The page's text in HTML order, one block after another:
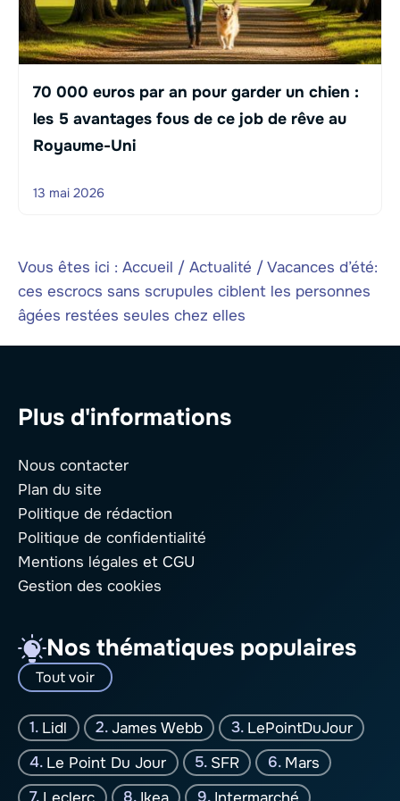
70 000 euros par an pour garder un chien :
les 5 avantages fous de ce job de rêve au
Royaume-Uni
13 mai 2026
Vous êtes ici : Accueil / Actualité / Vacances d’été:
ces escrocs sans scrupules ciblent les personnes
âgées restées seules chez elles
Plus d'informations
Nous contacter
Plan du site
Politique de rédaction
Politique de confidentialité
Mentions légales et CGU
Gestion des cookies
Nos thématiques populaires
Tout voir
Lidl James Webb
LePointDuJour
Le Point Du Jour
SFR
Mars